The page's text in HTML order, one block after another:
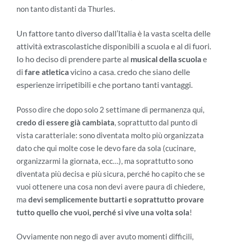
non tanto distanti da Thurles.
Un fattore tanto diverso dall’Italia è la vasta scelta delle
attività extrascolastiche disponibili a scuola e al di fuori.
Io ho deciso di prendere parte al musical della scuolae
di fare atleticavicino a casa. credo che siano delle
esperienze irripetibili e che portano tanti vantaggi.
Posso dire che dopo solo 2 settimane di permanenza qui,
credo di essere già cambiata , soprattutto dal punto di
vista caratteriale: sono diventata molto più organizzata
dato che qui molte cose le devo fare da sola (cucinare,
organizzarmi la giornata, ecc…), ma soprattutto sono
diventata più decisa e più sicura, perché ho capito che se
vuoi ottenere una cosa non devi avere paura di chiedere,
ma devi semplicemente buttarti e soprattutto provare
tutto quello che vuoi, perché si vive una volta sola!
Ovviamente non nego di aver avuto momenti difficili,